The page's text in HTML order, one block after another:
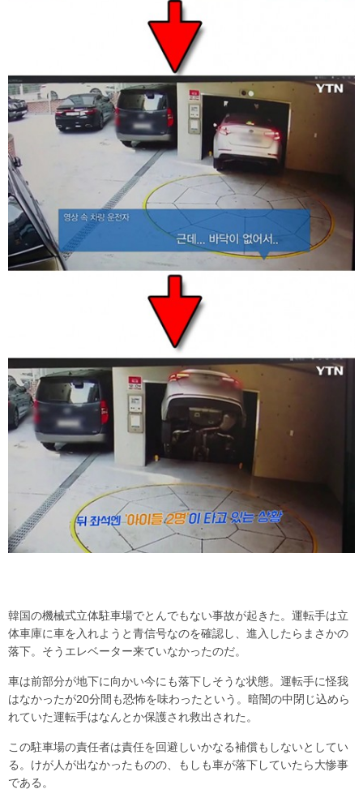
韓国の機械式立体駐車場でとんでもない事故が起きた。運転手は立
体車庫に車を入れようと青信号なのを確認し、進入したらまさかの
落下。そうエレベーター来ていなかったのだ。
車は前部分が地下に向かい今にも落下しそうな状態。運転手に怪我
はなかったが20分間も恐怖を味わったという。暗闇の中閉じ込めら
れていた運転手はなんとか保護され救出された。
この駐車場の責任者は責任を回避しいかなる補償もしないとしてい
る。けが人が出なかったものの、もしも車が落下していたら大惨事
である。